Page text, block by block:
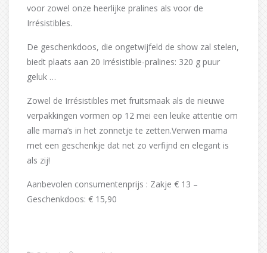
voor zowel onze heerlijke pralines als voor de
Irrésistibles.
De geschenkdoos, die ongetwijfeld de show zal stelen,
biedt plaats aan 20 Irrésistible-pralines: 320 g puur
geluk …
Zowel de Irrésistibles met fruitsmaak als de nieuwe
verpakkingen vormen op 12 mei een leuke attentie om
alle mama’s in het zonnetje te zetten.Verwen mama
met een geschenkje dat net zo verfijnd en elegant is
als zij!
Aanbevolen consumentenprijs : Zakje € 13 –
Geschenkdoos: € 15,90